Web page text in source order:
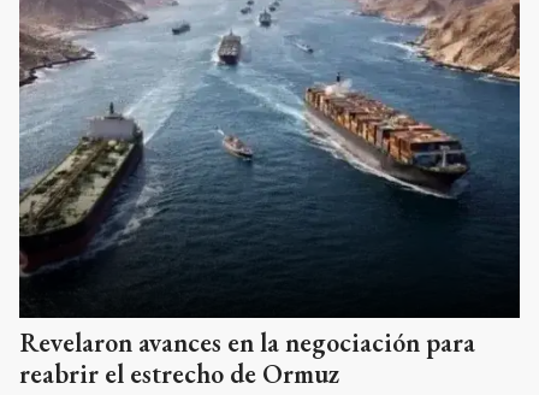
Revelaron avances en la negociación para
reabrir el estrecho de Ormuz